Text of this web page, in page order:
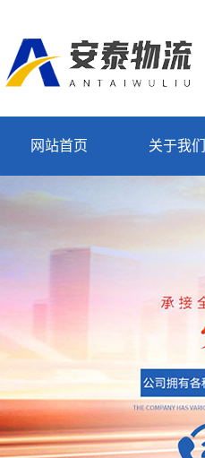
网站首页 关于我们